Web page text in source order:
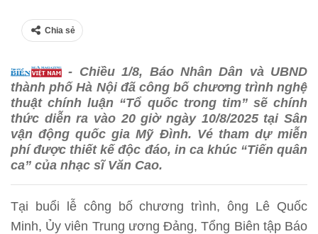
Chia sẻ
- Chiều 1/8, Báo Nhân Dân và UBND
thành phố Hà Nội đã công bố chương trình nghệ
thuật chính luận “Tổ quốc trong tim” sẽ chính
thức diễn ra vào 20 giờ ngày 10/8/2025 tại Sân
vận động quốc gia Mỹ Đình. Vé tham dự miễn
phí được thiết kế độc đáo, in ca khúc “Tiến quân
ca” của nhạc sĩ Văn Cao.
Tại buổi lễ công bố chương trình, ông Lê Quốc
Minh, Ủy viên Trung ương Đảng, Tổng Biên tập Báo